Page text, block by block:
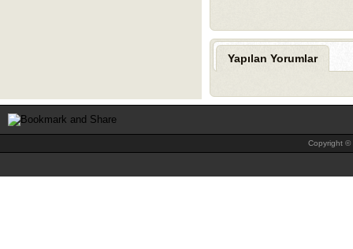
Yapılan Yorumlar
Copyright ©